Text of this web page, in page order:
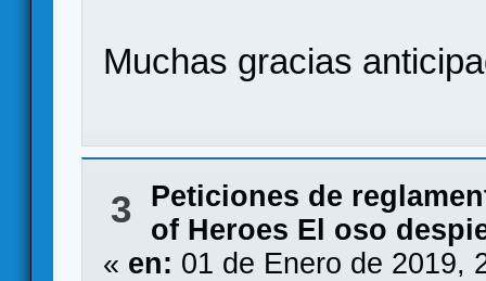
Muchas gracias
3
Peticiones de
of Heroes El oso
« en: 01 de Enero de 2019,